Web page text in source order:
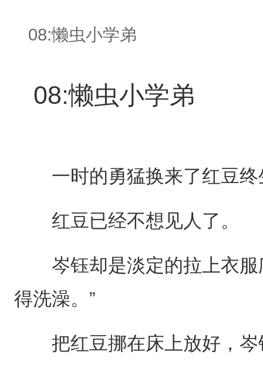
08:懒虫小学弟
08:懒虫小学弟
一时的勇猛换来了红豆终
红豆已经不想见人了。
岑钰却是淡定的拉上衣服
得洗澡。”
把红豆挪在床上放好，岑